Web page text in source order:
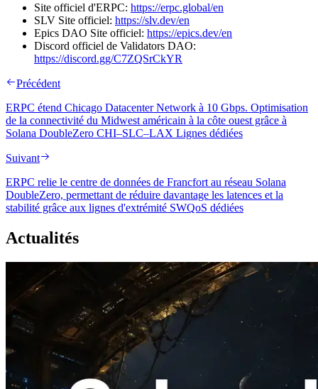
Site officiel d'ERPC: https://erpc.global/en
SLV Site officiel: https://slv.dev/en
Epics DAO Site officiel: https://epics.dev/en
Discord officiel de Validators DAO:
https://discord.gg/C7ZQSrCkYR
Précédent
ERPC étend Chicago Datacenter Network à 10 Gbps. Optimisation
de la connectivité du Midwest américain à la côte ouest grâce à
Solana DoubleZero CHI–SLC–LAX Lignes dédiées
Suivant
ERPC relie le centre de données de Francfort au réseau Solana
DoubleZero, permettant de réduire davantage les latences et la
stabilité grâce aux lignes d'extrémité SWQoS dédiées
Actualités